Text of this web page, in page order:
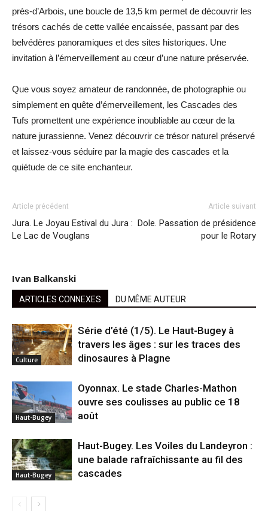
près-d’Arbois, une boucle de 13,5 km permet de découvrir les
trésors cachés de cette vallée encaissée, passant par des
belvédères panoramiques et des sites historiques. Une
invitation à l’émerveillement au cœur d’une nature préservée.
Que vous soyez amateur de randonnée, de photographie ou
simplement en quête d’émerveillement, les Cascades des
Tufs promettent une expérience inoubliable au cœur de la
nature jurassienne. Venez découvrir ce trésor naturel préservé
et laissez-vous séduire par la magie des cascades et la
quiétude de ce site enchanteur.
Article précédent
Jura. Le Joyau Estival du Jura :
Le Lac de Vouglans
Article suivant
Dole. Passation de présidence
pour le Rotary
Ivan Balkanski
ARTICLES CONNEXES DU MÊME AUTEUR
Culture
Série d’été (1/5). Le Haut-Bugey à
travers les âges : sur les traces des
dinosaures à Plagne
Haut-Bugey
Oyonnax. Le stade Charles-Mathon
ouvre ses coulisses au public ce 18
août
Haut-Bugey
Haut-Bugey. Les Voiles du Landeyron :
une balade rafraîchissante au fil des
cascades